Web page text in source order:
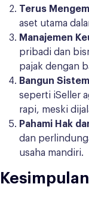
Terus
aset utama
Manajemen
pribadi dan
pajak dengan
Bangun
seperti iSeller
rapi, meski
Pahami Hak
dan
usaha mandiri.
Kesimpulan